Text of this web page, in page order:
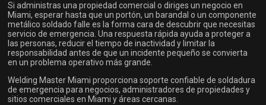
Si administras una propiedad comercial o diriges un negocio en
Miami, esperar hasta que un portón, un barandal o un componente
metálico soldado falle es la forma cara de descubrir que necesitas
servicio de emergencia. Una respuesta rápida ayuda a proteger a
las personas, reducir el tiempo de inactividad y limitar la
responsabilidad antes de que un incidente pequeño se convierta
en un problema operativo más grande.
Welding Master Miami proporciona soporte confiable de soldadura
de emergencia para negocios, administradores de propiedades y
sitios comerciales en Miami y áreas cercanas.